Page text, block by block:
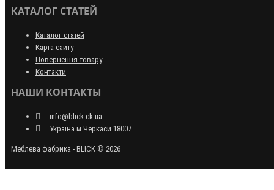
КАТАЛОГ СТАТЕЙ
Каталог статей
Карта сайту
Повернення товару
Контакти
НАШИ КОНТАКТЫ
info@blick.ck.ua
Україна м.Черкаси 18007
Меблева фабрика - BLICK © 2026